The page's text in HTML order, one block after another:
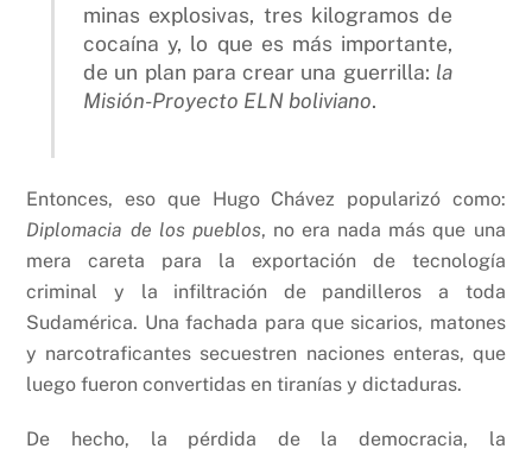
minas explosivas, tres kilogramos de
cocaína y, lo que es más importante,
de un plan para crear una guerrilla: la
Misión-Proyecto ELN boliviano.
Entonces, eso que Hugo Chávez popularizó como:
Diplomacia de los pueblos, no era nada más que una
mera careta para la exportación de tecnología
criminal y la infiltración de pandilleros a toda
Sudamérica. Una fachada para que sicarios, matones
y narcotraficantes secuestren naciones enteras, que
luego fueron convertidas en tiranías y dictaduras.
De hecho, la pérdida de la democracia, la